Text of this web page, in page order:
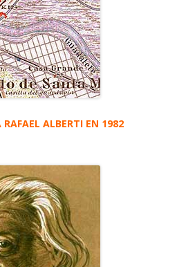
RAFAEL ALBERTI EN 1982